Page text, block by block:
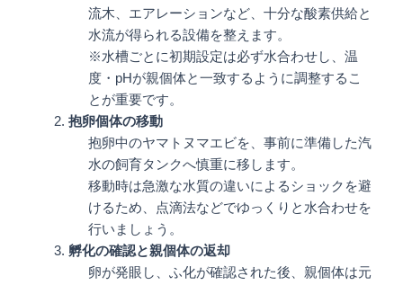
流木、エアレーションなど、十分な酸素供給と
水流が得られる設備を整えます。
※水槽ごとに初期設定は必ず水合わせし、温
度・pHが親個体と一致するように調整するこ
とが重要です。
抱卵個体の移動
抱卵中のヤマトヌマエビを、事前に準備した汽
水の飼育タンクへ慎重に移します。
移動時は急激な水質の違いによるショックを避
けるため、点滴法などでゆっくりと水合わせを
行いましょう。
孵化の確認と親個体の返却
卵が発眼し、ふ化が確認された後、親個体は元